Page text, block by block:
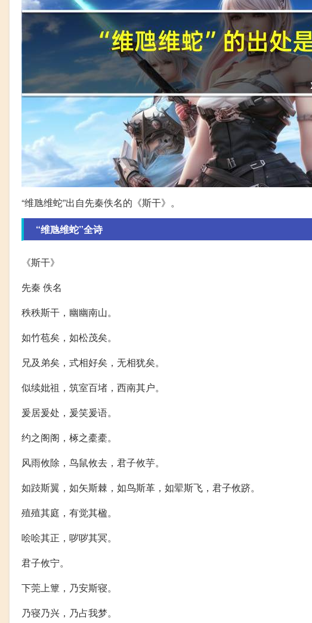
“维虺维蛇”出自先秦佚名的《斯干》。
“维虺维蛇”全诗
《斯干》
先秦 佚名
秩秩斯干，幽幽南山。
如竹苞矣，如松茂矣。
兄及弟矣，式相好矣，无相犹矣。
似续妣祖，筑室百堵，西南其户。
爰居爰处，爰笑爰语。
约之阁阁，椓之橐橐。
风雨攸除，鸟鼠攸去，君子攸芋。
如跂斯翼，如矢斯棘，如鸟斯革，如翚斯飞，君子攸跻。
殖殖其庭，有觉其楹。
哙哙其正，哕哕其冥。
君子攸宁。
下莞上簟，乃安斯寝。
乃寝乃兴，乃占我梦。